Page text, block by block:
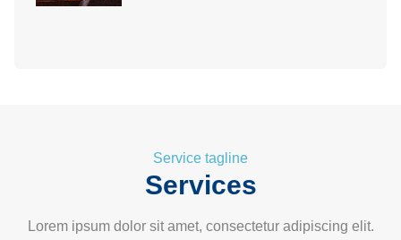
Service tagline
Services
Lorem ipsum dolor sit amet, consectetur adipiscing elit.